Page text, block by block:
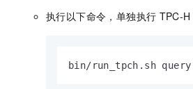
执行以下命令，单独执行 TPC-H
bin/run_tpch.sh query